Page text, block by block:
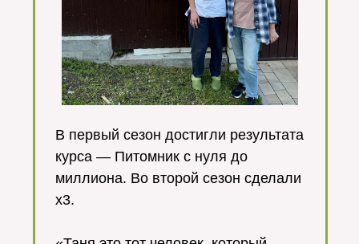
В первый сезон достигли результата
курса — Питомник с нуля до
миллиона. Во второй сезон сделали
x3.